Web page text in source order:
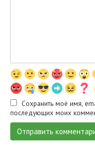
Сохранить моё имя,
последующих моих